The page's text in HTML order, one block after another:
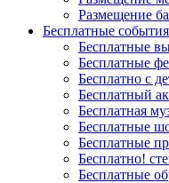
Размещение
Бесплатные события
Бесплатные
Бесплатные
Бесплатно с
Бесплатный
Бесплатная
Бесплатные
Бесплатные
Бесплатно!
Бесплатные